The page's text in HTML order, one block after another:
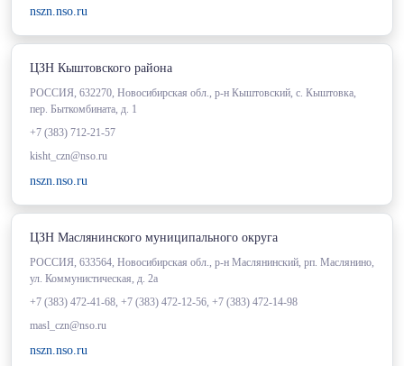
nszn.nso.ru
ЦЗН Кыштовского района
РОССИЯ, 632270, Новосибирская обл., р-н Кыштовский, с. Кыштовка,
пер. Быткомбината, д. 1
+7 (383) 712-21-57
kisht_czn@nso.ru
nszn.nso.ru
ЦЗН Маслянинского муниципального округа
РОССИЯ, 633564, Новосибирская обл., р-н Маслянинский, рп. Маслянино,
ул. Коммунистическая, д. 2а
+7 (383) 472-41-68, +7 (383) 472-12-56, +7 (383) 472-14-98
masl_czn@nso.ru
nszn.nso.ru